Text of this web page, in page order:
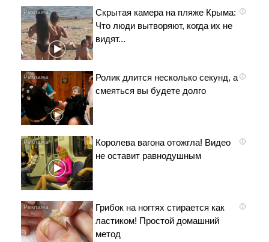
i
Скрытая камера на пляже Крыма:
Что люди вытворяют, когда их не
видят...
i
Ролик длится несколько секунд, а
смеяться вы будете долго
i
Королева вагона отожгла! Видео
не оставит равнодушным
i
Грибок на ногтях стирается как
ластиком! Простой домашний
метод